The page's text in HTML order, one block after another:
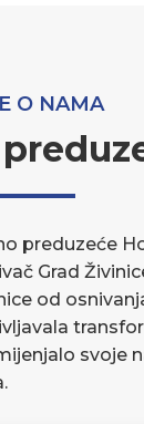
O NAMA
preduzeće
Grad
od
svoje